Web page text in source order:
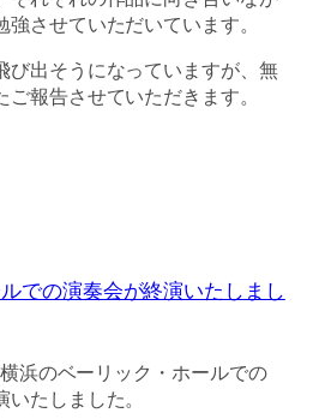
させていただいています。
び出そうになっていますが、無
報告させていただきます。
での演奏会が終演いたしまし
浜のベーリック・ホールでの
たしました。